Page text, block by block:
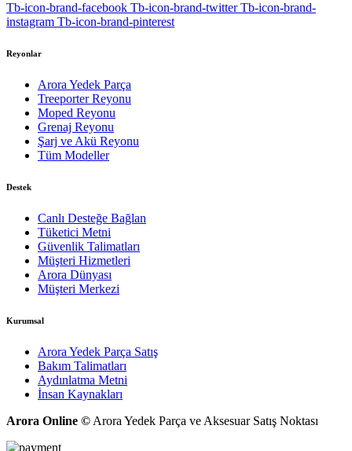
Tb-icon-brand-facebook Tb-icon-brand-twitter Tb-icon-brand-
instagram Tb-icon-brand-pinterest
Reyonlar
Arora Yedek Parça
Treeporter Reyonu
Moped Reyonu
Grenaj Reyonu
Şarj ve Akü Reyonu
Tüm Modeller
Destek
Canlı Desteğe Bağlan
Tüketici Metni
Güvenlik Talimatları
Müşteri Hizmetleri
Arora Dünyası
Müşteri Merkezi
Kurumsal
Arora Yedek Parça Satış
Bakım Talimatları
Aydınlatma Metni
İnsan Kaynakları
Arora Online © Arora Yedek Parça ve Aksesuar Satış Noktası